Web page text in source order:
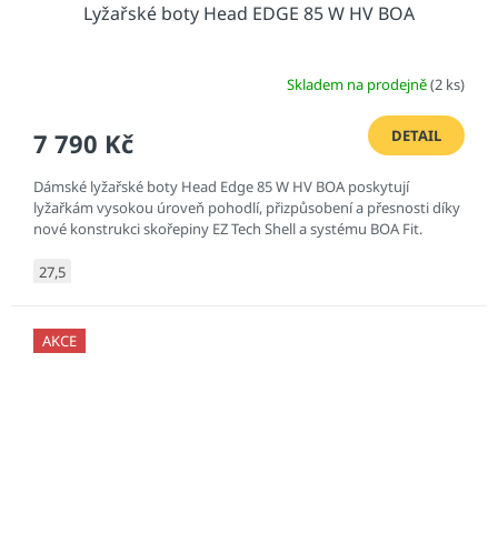
Lyžařské boty Head EDGE 85 W HV BOA
Skladem na prodejně(2 ks)
7 790 Kč DETAIL
Dámské lyžařské boty Head Edge 85 W HV BOA poskytují
lyžařkám vysokou úroveň pohodlí, přizpůsobení a přesnosti díky
nové konstrukci skořepiny EZ Tech Shell a systému BOA Fit.
27,5
AKCE